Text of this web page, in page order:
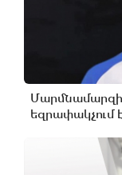
եզրափակչում